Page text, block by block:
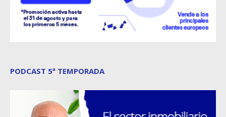
PODCAST 5ª TEMPORADA